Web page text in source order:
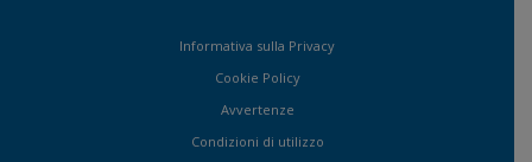
Informativa sulla Privacy
Cookie Policy
Avvertenze
Condizioni di utilizzo